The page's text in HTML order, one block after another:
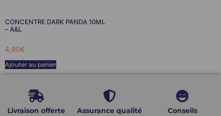
CONCENTRE DARK PANDA 10ML
– A&L
4,90€
Ajouter au panier
Livraison offerte Assurance qualité Conseils